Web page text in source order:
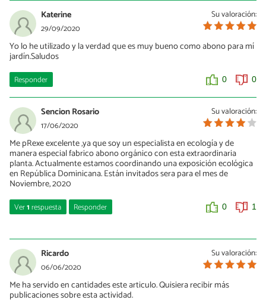
Su valoración:
Katerine
29/09/2020
Yo lo he utilizado y la verdad que es muy bueno como abono para mí
jardín.Saludos
Responder 0 0
Su valoración:
Sencion Rosario
17/06/2020
Me pRexe excelente ,ya que soy un especialista en ecología y de
manera especial fabrico abono orgánico con esta extraordinaria
planta. Actualmente estamos coordinando una exposición ecológica
en República Dominicana. Están invitados sera para el mes de
Noviembre, 2020
Ver1respuesta Responder 0 1
11/07/2020
Por favor, puedes aclarar fabricas abono orgánico con la planta o
con los residuos del café molido,,,,
Su valoración:
Ricardo
06/06/2020
Me ha servido en cantidades este articulo. Quisiera recibir más
publicaciones sobre esta actividad.